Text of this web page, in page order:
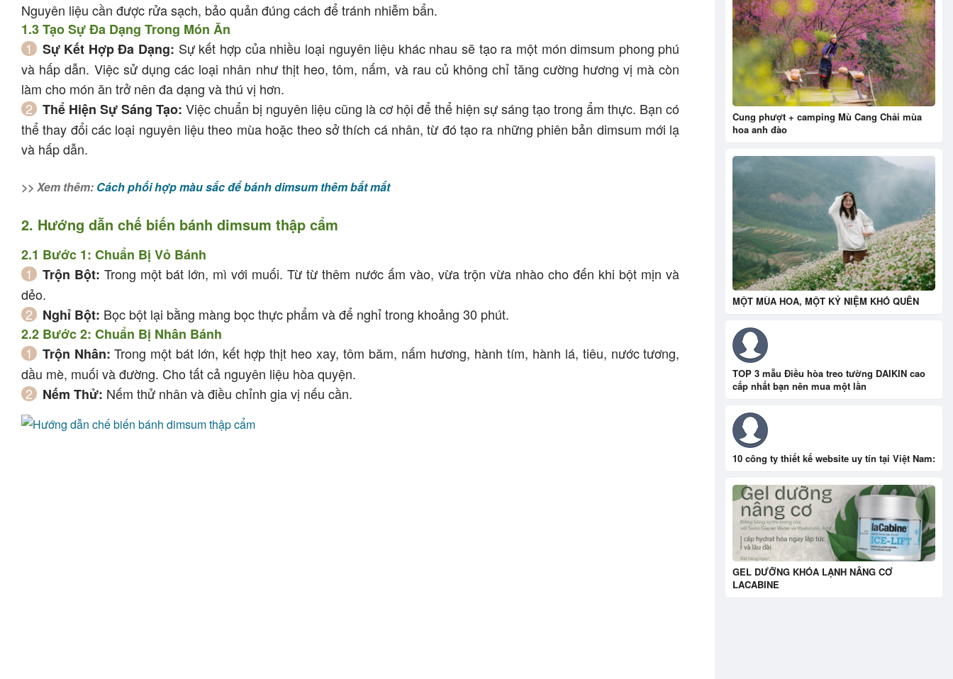
Nguyên liệu cần được rửa sạch, bảo quản đúng cách để tránh nhiễm bẩn.
1.3 Tạo Sự Đa Dạng Trong Món Ăn
Sự Kết Hợp Đa Dạng: Sự kết hợp của nhiều loại nguyên liệu khác nhau sẽ tạo ra một món dimsum phong phú
và hấp dẫn. Việc sử dụng các loại nhân như thịt heo, tôm, nấm, và rau củ không chỉ tăng cường hương vị mà còn
làm cho món ăn trở nên đa dạng và thú vị hơn.
Thể Hiện Sự Sáng Tạo: Việc chuẩn bị nguyên liệu cũng là cơ hội để thể hiện sự sáng tạo trong ẩm thực. Bạn có
thể thay đổi các loại nguyên liệu theo mùa hoặc theo sở thích cá nhân, từ đó tạo ra những phiên bản dimsum mới lạ
và hấp dẫn.
>> Xem thêm: Cách phối hợp màu sắc để bánh dimsum thêm bắt mắt
2. Hướng dẫn chế biến bánh dimsum thập cẩm
2.1 Bước 1: Chuẩn Bị Vỏ Bánh
Trộn Bột: Trong một bát lớn, mì với muối. Từ từ thêm nước ấm vào, vừa trộn vừa nhào cho đến khi bột mịn và
dẻo.
Nghỉ Bột: Bọc bột lại bằng màng bọc thực phẩm và để nghỉ trong khoảng 30 phút.
2.2 Bước 2: Chuẩn Bị Nhân Bánh
Trộn Nhân: Trong một bát lớn, kết hợp thịt heo xay, tôm băm, nấm hương, hành tím, hành lá, tiêu, nước tương,
dầu mè, muối và đường. Cho tất cả nguyên liệu hòa quyện.
Nếm Thử: Nếm thử nhân và điều chỉnh gia vị nếu cần.
Cung phượt + camping Mù Cang Chải mùa
hoa anh đào
MỘT MÙA HOA, MỘT KỶ NIỆM KHÓ QUÊN
TOP 3 mẫu Điều hòa treo tường DAIKIN cao
cấp nhất bạn nên mua một lần
10 công ty thiết kế website uy tín tại Việt Nam:
GEL DƯỠNG KHÓA LẠNH NÂNG CƠ
LACABINE